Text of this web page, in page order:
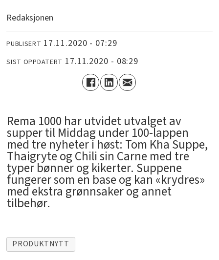
Redaksjonen
PUBLISERT 17.11.2020 - 07:29
SIST OPPDATERT 17.11.2020 - 08:29
Rema 1000 har utvidet utvalget av
supper til Middag under 100-lappen
med tre nyheter i høst: Tom Kha Suppe,
Thaigryte og Chili sin Carne med tre
typer bønner og kikerter. Suppene
fungerer som en base og kan «krydres»
med ekstra grønnsaker og annet
tilbehør.
PRODUKTNYTT